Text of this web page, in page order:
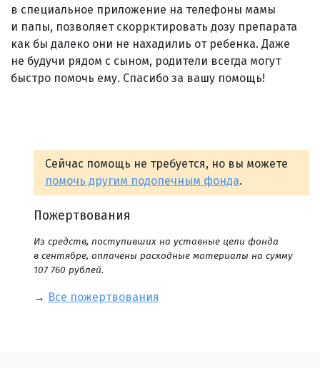
в специальное приложение на телефоны мамы
и папы, позволяет скоррктировать дозу препарата
как бы далеко они не нахадилиь от ребенка. Даже
не будучи рядом с сыном, родители всегда могут
быстро помочь ему. Спасибо за вашу помощь!
Сейчас помощь не требуется, но вы можете
помочь другим подопечным фонда.
Пожертвования
Из средств, поступивших на уставные цели фонда
в сентябре, оплачены расходные материалы на сумму
107 760 рублей.
→ Все пожертвования